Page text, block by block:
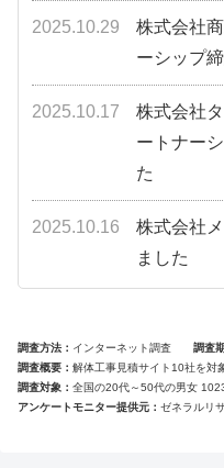
2025.10.29
株式会社
ーシップ
2025.10.17
株式会社
ートナー
た
2025.10.16
株式会社
ました
調査方法 インターネット調査 調査
調査概要
解体工事見積サイト10社を対
調査対象
全国の20代～50代の男女
アンケートモニター提供元
ゼネラルリ